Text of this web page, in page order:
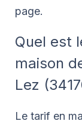
page.
Quel est
maison
Lez
Le tarif en